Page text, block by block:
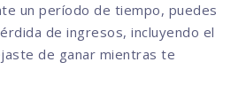
un período de tiempo, puedes
de ingresos, incluyendo el
de ganar mientras te